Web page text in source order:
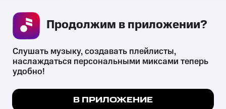
СКАЧАТЬ ПРИЛОЖЕНИЕ
психотропных веществ, их аналогов причиняет вред здоровью,
их незаконный оборот запрещён и влечёт установленную
Мы используем куки, чтобы на сайте все
Подробнее
Слушать музыку, создавать плейлисты,
наслаждаться персональными миксами теперь
удобно!
В ПРИЛОЖЕНИЕ